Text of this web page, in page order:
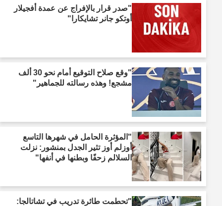
"صدر قرار بالإفراج عن عمدة أفجيلار
أوتكو جانر تشايكارا"
"وقع صلاح التوقيع أمام نحو 30 ألف
مشجع! وهذه رسالته للجماهير"
"المؤثرة الحامل في شهرها التاسع
أوزلم أوز تثير الجدل بمنشور: نزلت
السلالم زحفًا وبطنها في أنفها"
"تحطمت طائرة تدريب في تشاتالجا: